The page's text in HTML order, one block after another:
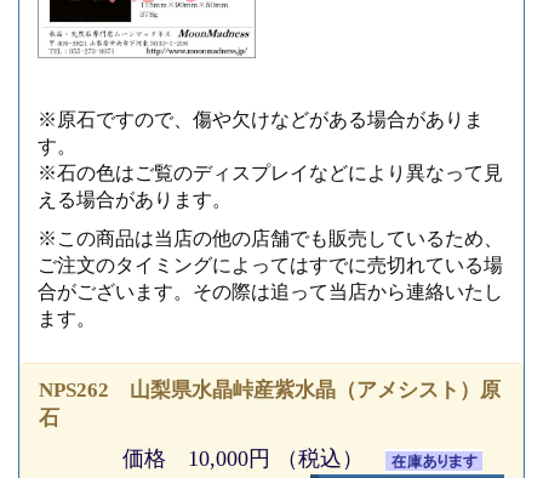
※原石ですので、傷や欠けなどがある場合がありま
す。
※石の色はご覧のディスプレイなどにより異なって見
える場合があります。
※この商品は当店の他の店舗でも販売しているため、
ご注文のタイミングによってはすでに売切れている場
合がございます。その際は追って当店から連絡いたし
ます。
NPS262 山梨県水晶峠産紫水晶（アメシスト）原
石
価格 10,000円 （税込）